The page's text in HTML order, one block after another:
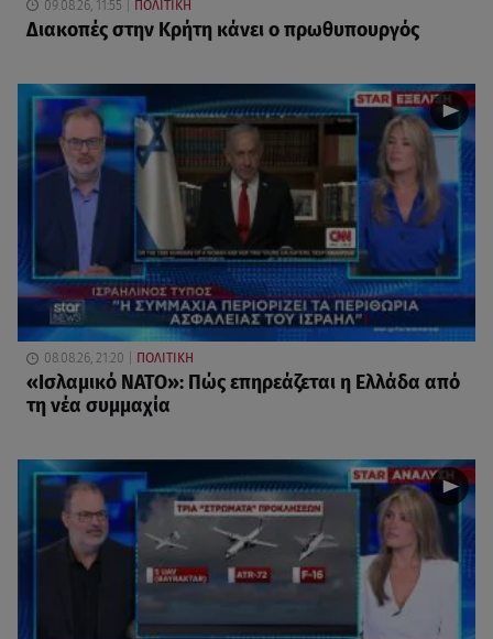
09.08.26, 11:55 ΠΟΛΙΤΙΚΗ
Διακοπές στην Κρήτη κάνει ο πρωθυπουργός
08.08.26, 21:20 ΠΟΛΙΤΙΚΗ
«Ισλαμικό ΝΑΤΟ»: Πώς επηρεάζεται η Ελλάδα από
τη νέα συμμαχία